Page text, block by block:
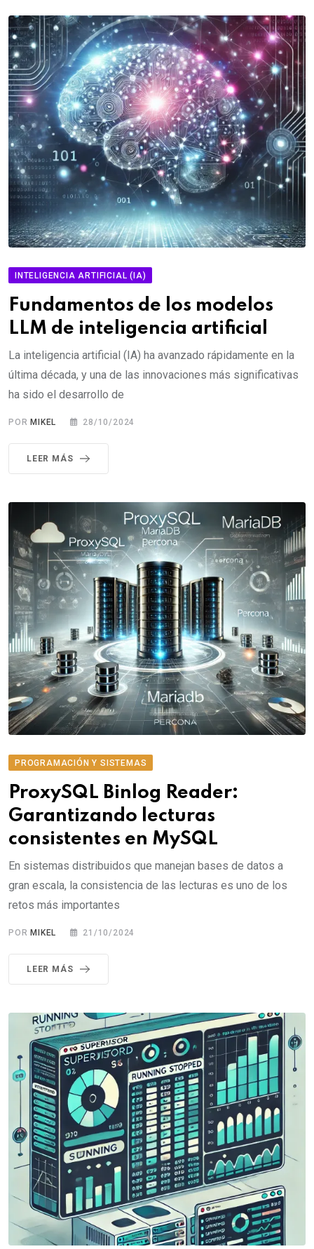
INTELIGENCIA ARTIFICIAL (IA)
Fundamentos de los modelos
LLM de inteligencia artificial
La inteligencia artificial (IA) ha avanzado rápidamente en la
última década, y una de las innovaciones más significativas
ha sido el desarrollo de
POR MIKEL 28/10/2024
LEER MÁS
PROGRAMACIÓN Y SISTEMAS
ProxySQL Binlog Reader:
Garantizando lecturas
consistentes en MySQL
En sistemas distribuidos que manejan bases de datos a
gran escala, la consistencia de las lecturas es uno de los
retos más importantes
POR MIKEL 21/10/2024
LEER MÁS